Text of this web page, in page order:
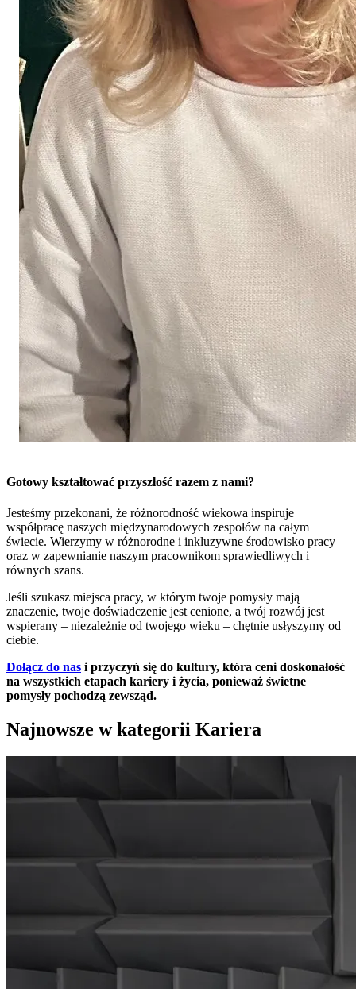
Gotowy kształtować przyszłość razem z nami?
Jesteśmy przekonani, że różnorodność wiekowa inspiruje
współpracę naszych międzynarodowych zespołów na całym
świecie. Wierzymy w różnorodne i inkluzywne środowisko pracy
oraz w zapewnianie naszym pracownikom sprawiedliwych i
równych szans.
Jeśli szukasz miejsca pracy, w którym twoje pomysły mają
znaczenie, twoje doświadczenie jest cenione, a twój rozwój jest
wspierany – niezależnie od twojego wieku – chętnie usłyszymy od
ciebie.
Dołącz do nas i przyczyń się do kultury, która ceni doskonałość
na wszystkich etapach kariery i życia, ponieważ świetne
pomysły pochodzą zewsząd.
Najnowsze w kategorii Kariera